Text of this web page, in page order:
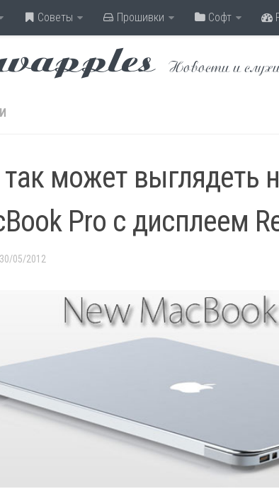
Советы Прошивки Софт
Новости и
так может выглядеть
Pro с дисплеем
30/05/2012